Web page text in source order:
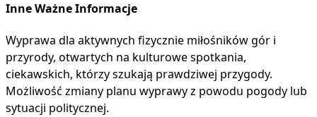
Inne Ważne Informacje
Wyprawa dla aktywnych fizycznie miłośników gór i
przyrody, otwartych na kulturowe spotkania,
ciekawskich, którzy szukają prawdziwej przygody.
Możliwość zmiany planu wyprawy z powodu pogody lub
sytuacji politycznej.